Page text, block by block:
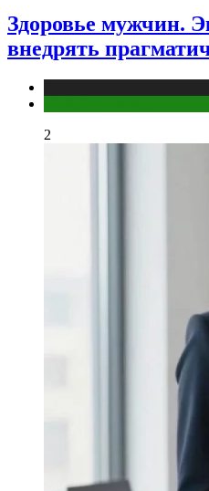
Здоровье мужчин.
внедрять
2